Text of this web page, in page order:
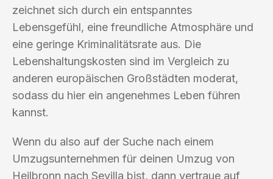
zeichnet sich durch ein entspanntes
Lebensgefühl, eine freundliche Atmosphäre und
eine geringe Kriminalitätsrate aus. Die
Lebenshaltungskosten sind im Vergleich zu
anderen europäischen Großstädten moderat,
sodass du hier ein angenehmes Leben führen
kannst.
Wenn du also auf der Suche nach einem
Umzugsunternehmen für deinen Umzug von
Heilbronn nach Sevilla bist, dann vertraue auf